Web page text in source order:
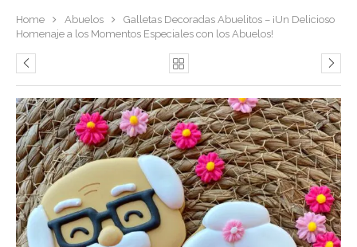
Home Abuelos
Galletas Decoradas Abuelitos – ¡Un Delicioso
Homenaje a los Momentos Especiales con los Abuelos!